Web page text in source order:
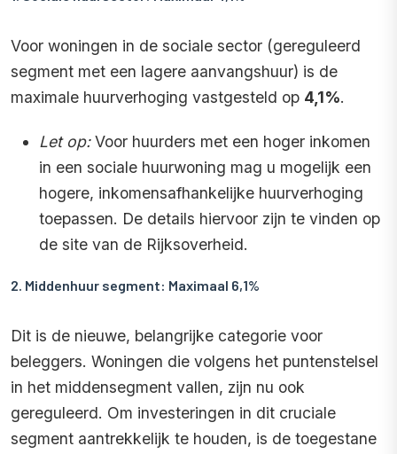
Voor woningen in de sociale sector (gereguleerd
segment met een lagere aanvangshuur) is de
maximale huurverhoging vastgesteld op 4,1%.
Let op:Voor huurders met een hoger inkomen
in een sociale huurwoning mag u mogelijk een
hogere, inkomensafhankelijke huurverhoging
toepassen. De details hiervoor zijn te vinden op
de site van de Rijksoverheid.
2. Middenhuur segment: Maximaal 6,1%
Dit is de nieuwe, belangrijke categorie voor
beleggers. Woningen die volgens het puntenstelsel
in het middensegment vallen, zijn nu ook
gereguleerd. Om investeringen in dit cruciale
segment aantrekkelijk te houden, is de toegestane